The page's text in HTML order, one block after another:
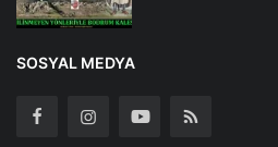
SOSYAL MEDYA